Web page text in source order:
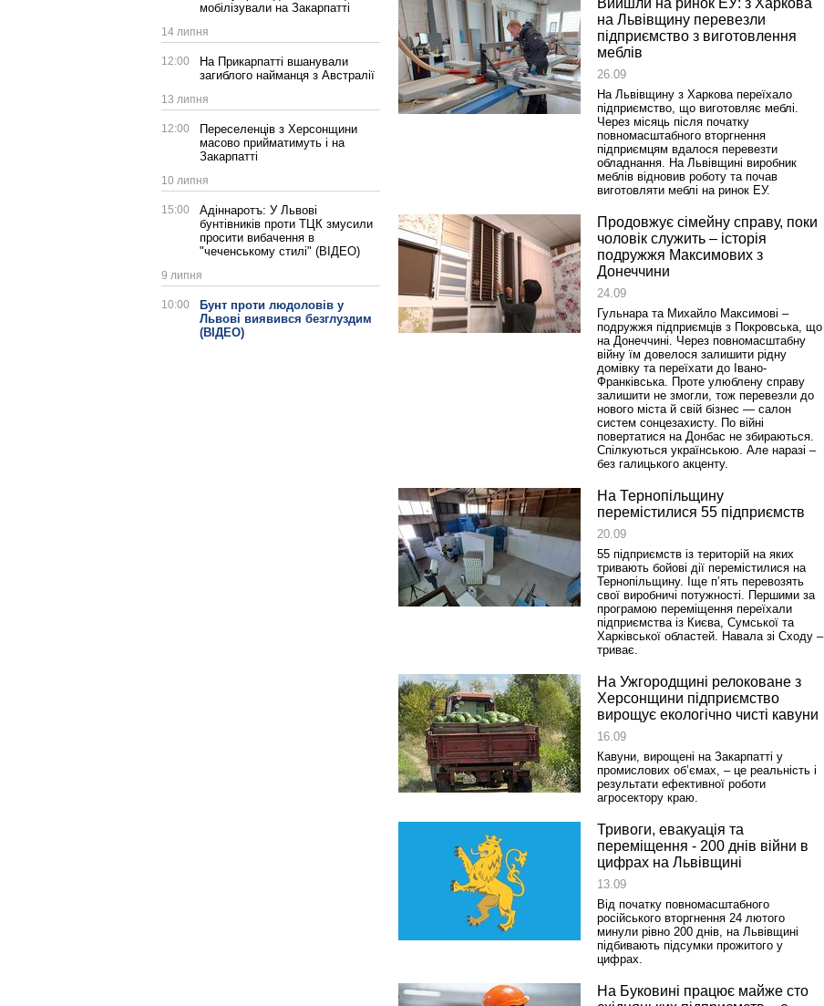
мобілізували на Закарпатті
14 липня
12:00
На Прикарпатті вшанували
загиблого найманця з Австралії
13 липня
12:00
Переселенців з Херсонщини
масово прийматимуть і на
Закарпатті
10 липня
15:00
Адіннаротъ: У Львові
бунтівників проти ТЦК змусили
просити вибачення в
"чеченському стилі" (ВІДЕО)
9 липня
10:00
Бунт проти людоловів у
Львові виявився безглуздим
(ВІДЕО)
Вийшли на ринок ЕУ: з Харкова
на Львівщину перевезли
підприємство з виготовлення
меблів
26.09
На Львівщину з Харкова переїхало
підприємство, що виготовляє меблі.
Через місяць після початку
повномасштабного вторгнення
підприємцям вдалося перевезти
обладнання. На Львівщині виробник
меблів відновив роботу та почав
виготовляти меблі на ринок ЕУ.
Продовжує сімейну справу, поки
чоловік служить – історія
подружжя Максимових з
Донеччини
24.09
Гульнара та Михайло Максимові –
подружжя підприємців з Покровська, що
на Донеччині. Через повномасштабну
війну їм довелося залишити рідну
домівку та переїхати до Івано-
Франківська. Проте улюблену справу
залишити не змогли, тож перевезли до
нового міста й свій бізнес — салон
систем сонцезахисту. По війні
повертатися на Донбас не збираються.
Спілкуються українською. Але наразі –
без галицького акценту.
На Тернопільщину
перемістилися 55 підприємств
20.09
55 підприємств із територій на яких
тривають бойові дії перемістилися на
Тернопільщину. Іще п’ять перевозять
свої виробничі потужності. Першими за
програмою переміщення переїхали
підприємства із Києва, Сумської та
Харківської областей. Навала зі Сходу –
триває.
На Ужгородщині релоковане з
Херсонщини підприємство
вирощує екологічно чисті кавуни
16.09
Кавуни, вирощені на Закарпатті у
промислових об’ємах, – це реальність і
результати ефективної роботи
агросектору краю.
Тривоги, евакуація та
переміщення ‑ 200 днів війни в
цифрах на Львівщині
13.09
Від початку повномасштабного
російського вторгнення 24 лютого
минули рівно 200 днів, на Львівщині
підбивають підсумки прожитого у
цифрах.
На Буковині працює майже сто
України